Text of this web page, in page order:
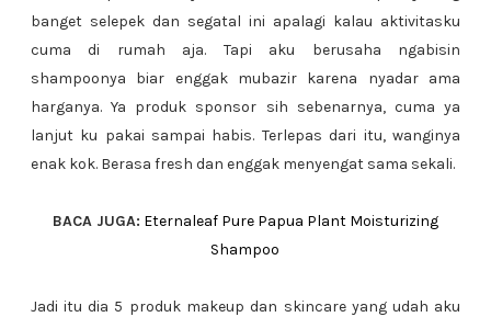
banget selepek dan segatal ini apalagi kalau aktivitasku
cuma di rumah aja. Tapi aku berusaha ngabisin
shampoonya biar enggak mubazir karena nyadar ama
harganya. Ya produk sponsor sih sebenarnya, cuma ya
lanjut ku pakai sampai habis. Terlepas dari itu, wanginya
enak kok. Berasa fresh dan enggak menyengat sama sekali.
BACA JUGA: Eternaleaf Pure Papua Plant Moisturizing
Shampoo
Jadi itu dia 5 produk makeup dan skincare yang udah aku